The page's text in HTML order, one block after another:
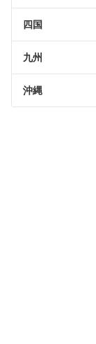
四国
九州
沖縄